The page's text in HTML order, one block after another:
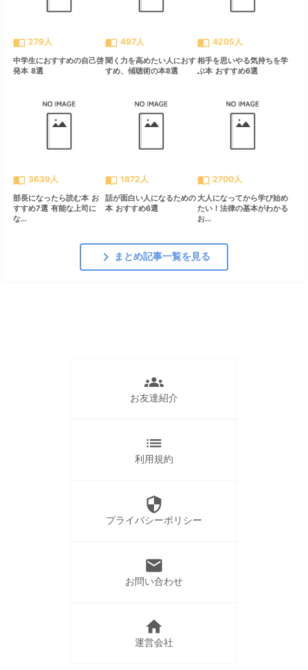
import_contacts 279人
中学生におすすめの自己啓
発本 8選
import_contacts 497人
聞く力を高めたい人におす
すめ、傾聴術の本8選
import_contacts 4205人
相手を思いやる気持ちを学
ぶ本 おすすめ6選
import_contacts 3639人
部長になったら読む本 お
すすめ7選 有能な上司に
な...
import_contacts 1872人
話が面白い人になるための
本 おすすめ6選
import_contacts 2700人
大人になってから学び始め
たい！法律の基本がわかる
お...
chevron_right まとめ記事一覧を見る
groups
お友達紹介
list
利用規約
security
プライバシーポリシー
mail
お問い合わせ
home
運営会社